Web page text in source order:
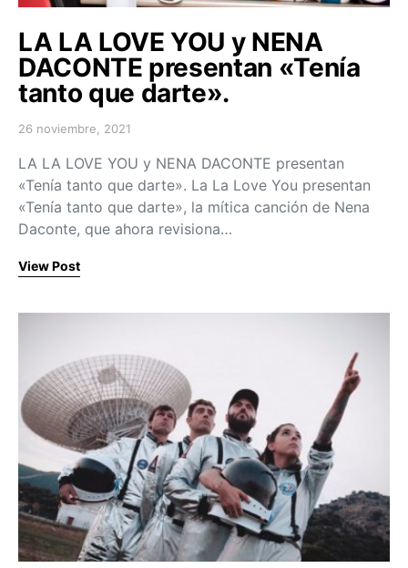
LA LA LOVE YOU y NENA
DACONTE presentan «Tenía
tanto que darte».
Posted on
26 noviembre, 2021
LA LA LOVE YOU y NENA DACONTE presentan
«Tenía tanto que darte». La La Love You presentan
«Tenía tanto que darte», la mítica canción de Nena
Daconte, que ahora revisiona…
View Post